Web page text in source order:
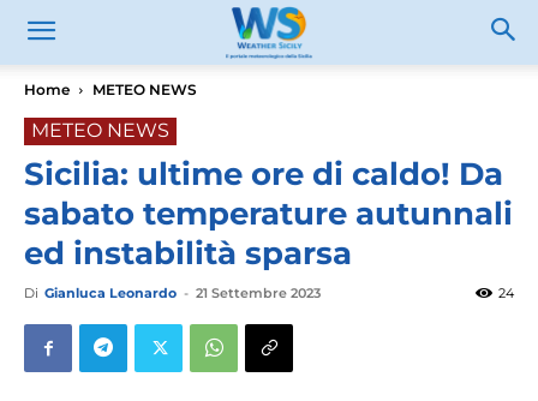
Home METEO NEWS
METEO NEWS
Sicilia: ultime ore di caldo! Da
sabato temperature autunnali
ed instabilità sparsa
Di Gianluca Leonardo - 21 Settembre 2023 24